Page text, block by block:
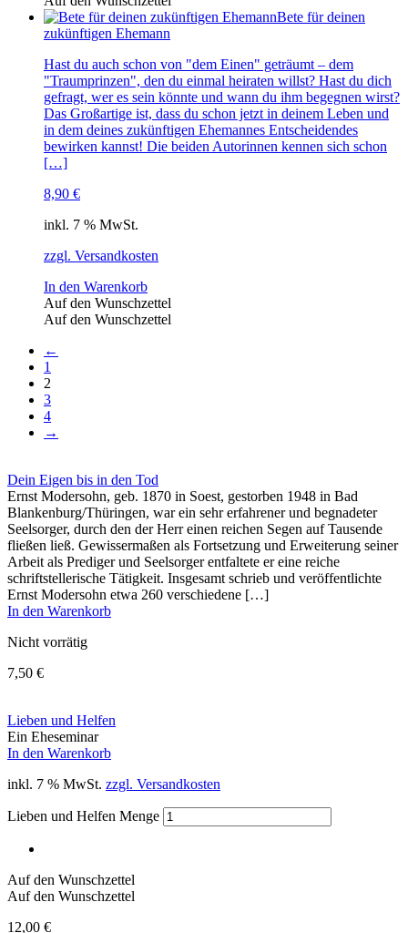
Bete für deinen
zukünftigen Ehemann
Hast du auch schon von "dem Einen" geträumt – dem
"Traumprinzen", den du einmal heiraten willst? Hast du dich
gefragt, wer es sein könnte und wann du ihm begegnen wirst?
Das Großartige ist, dass du schon jetzt in deinem Leben und
in dem deines zukünftigen Ehemannes Entscheidendes
bewirken kannst! Die beiden Autorinnen kennen sich schon
[…]
8,90 €
inkl. 7 % MwSt.
zzgl. Versandkosten
In den Warenkorb
Auf den Wunschzettel
Auf den Wunschzettel
←
1
2
3
4
→
Dein Eigen bis in den Tod
Ernst Modersohn, geb. 1870 in Soest, gestorben 1948 in Bad
Blankenburg/Thüringen, war ein sehr erfahrener und begnadeter
Seelsorger, durch den der Herr einen reichen Segen auf Tausende
fließen ließ. Gewissermaßen als Fortsetzung und Erweiterung seiner
Arbeit als Prediger und Seelsorger entfaltete er eine reiche
schriftstellerische Tätigkeit. Insgesamt schrieb und veröffentlichte
Ernst Modersohn etwa 260 verschiedene […]
In den Warenkorb
Nicht vorrätig
7,50 €
Lieben und Helfen
Ein Eheseminar
In den Warenkorb
inkl. 7 % MwSt. zzgl. Versandkosten
Lieben und Helfen Menge
Auf den Wunschzettel
Auf den Wunschzettel
12,00 €